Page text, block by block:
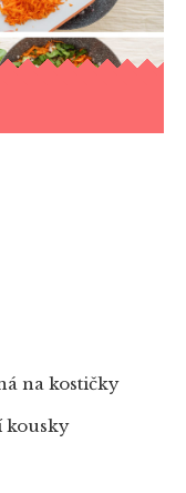
na kostičky
kousky